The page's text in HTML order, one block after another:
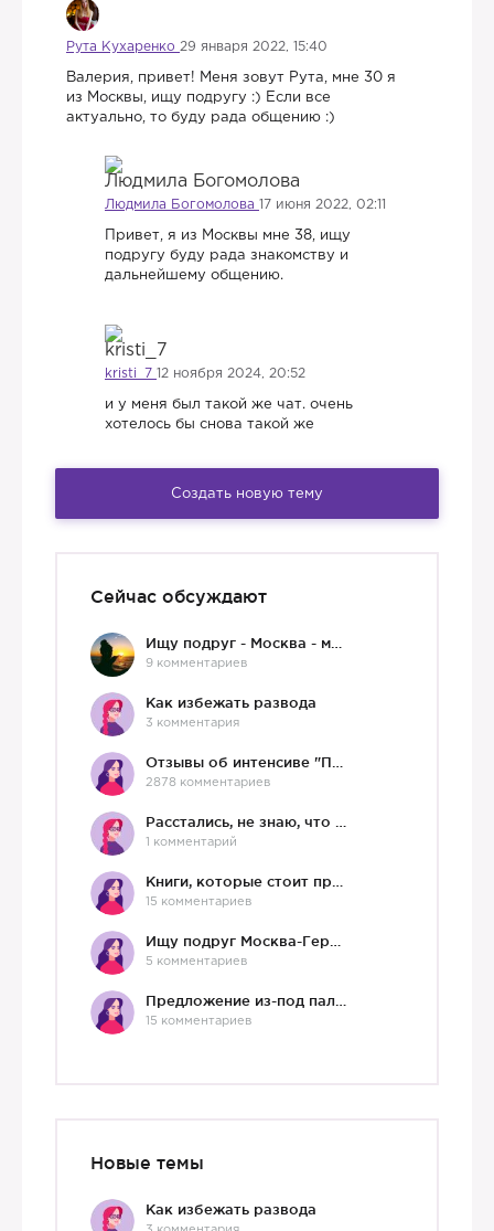
Рута Кухаренко 29 января 2022, 15:40
Валерия, привет! Меня зовут Рута, мне 30 я
из Москвы, ищу подругу :) Если все
актуально, то буду рада общению :)
Людмила Богомолова 17 июня 2022, 02:11
Привет, я из Москвы мне 38, ищу
подругу буду рада знакомству и
дальнейшему общению.
kristi_7 12 ноября 2024, 20:52
и у меня был такой же чат. очень
хотелось бы снова такой же
Создать новую тему
Сейчас обсуждают
9 комментариев
Как избежать развода
3 комментария
2878 комментариев
1 комментарий
15 комментариев
5 комментариев
15 комментариев
Новые темы
Как избежать развода